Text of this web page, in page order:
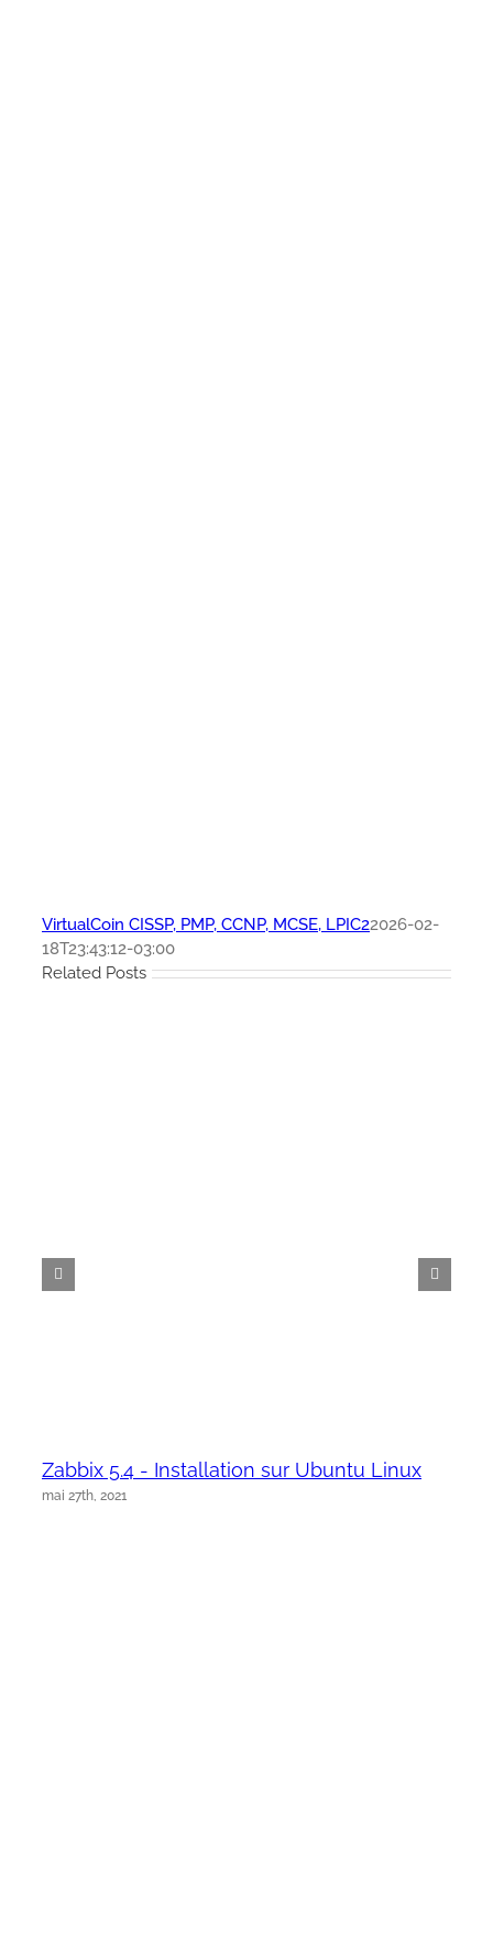
VirtualCoin CISSP, PMP, CCNP, MCSE, LPIC22026-02-
18T23:43:12-03:00
Related Posts
Zabbix 5.4 - Installation sur Ubuntu Linux
mai 27th, 2021